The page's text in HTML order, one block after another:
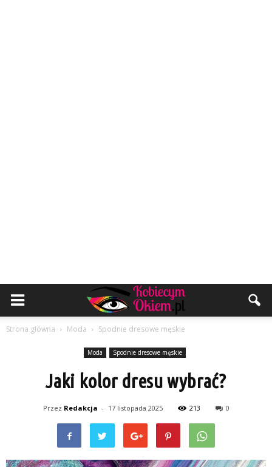
Strona główna Moda Spodnie dresowe męskie
Moda Spodnie dresowe męskie
Jaki kolor dresu wybrać?
Przez Redakcja - 17 listopada 2025 213 0